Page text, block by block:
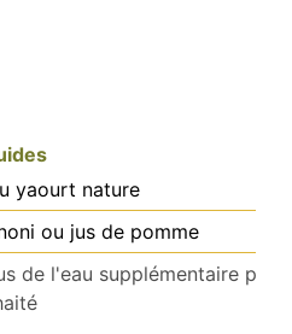
yaourt nature
ou jus de pomme
de l'eau supplémentaire pour